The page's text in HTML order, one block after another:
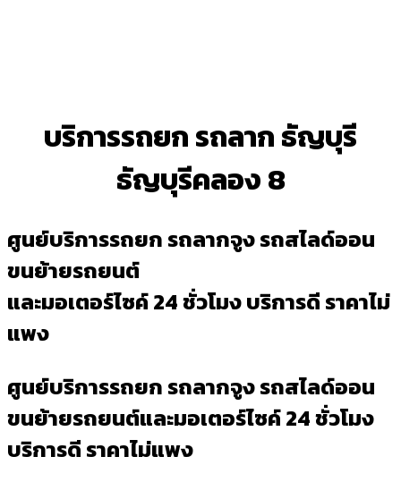
บริการรถยก รถลาก ธัญบุรี
ธัญบุรีคลอง 8
ศูนย์บริการรถยก รถลากจูง รถสไลด์ออน
ขนย้ายรถยนต์
และมอเตอร์ไซค์ 24 ชั่วโมง บริการดี ราคาไม่
แพง
ศูนย์บริการรถยก รถลากจูง รถสไลด์ออน
ขนย้ายรถยนต์และมอเตอร์ไซค์ 24 ชั่วโมง
บริการดี ราคาไม่แพง